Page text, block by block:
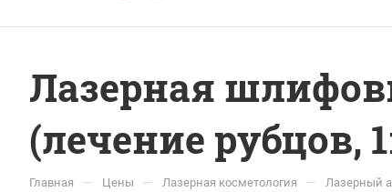
Лазерная
(лечение рубцов,
Главная — Цены — Лазерная косметология — Лазерный